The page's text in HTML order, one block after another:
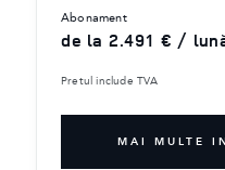
abonament
de la 2.491 € /
Pretul include TVA
MAI MULTE